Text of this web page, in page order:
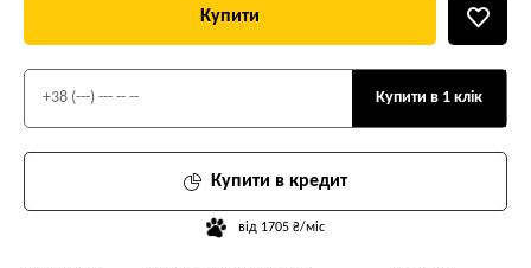
Купити
Купити в кредит
від 1705 ₴/міс
Купити в 1 клік